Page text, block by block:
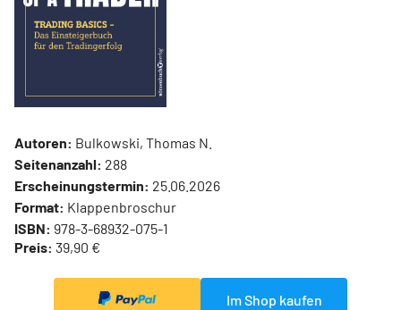
Autoren: Bulkowski, Thomas N.
Seitenanzahl: 288
Erscheinungstermin: 25.06.2026
Format: Klappenbroschur
ISBN: 978-3-68932-075-1
Preis: 39,90 €
Im Shop kaufen